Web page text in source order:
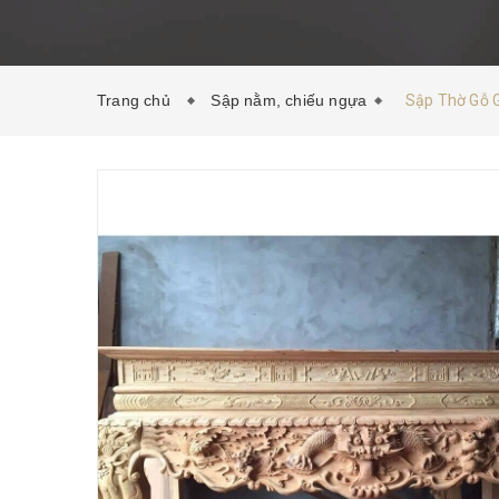
Trang chủ Sập nằm, chiếu ngựa Sập Thờ Gỗ